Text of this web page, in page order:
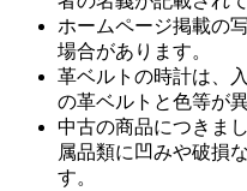
ホームページ掲載の
場合があります。
革ベルトの時計は、
の革ベルトと色等が
中古の商品につきま
属品類に凹みや破損
す。